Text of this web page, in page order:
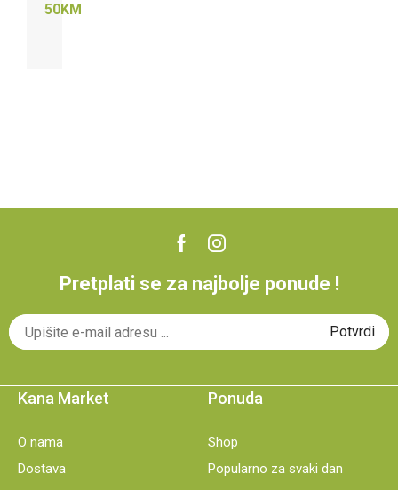
50KM
Pretplati se za najbolje ponude !
Kana Market
O nama
Dostava
Ponuda
Shop
Popularno za svaki dan